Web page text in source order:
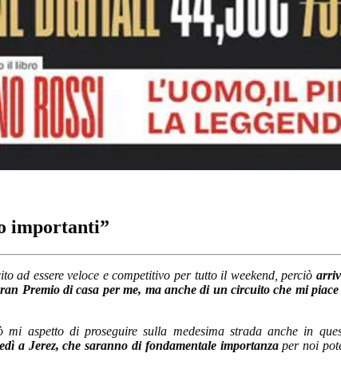
importanti”
ad essere veloce e competitivo per tutto il weekend, perciò
Premio di casa per me, ma anche di un circuito che mi
mi aspetto di proseguire sulla medesima strada anche in
a Jerez, che saranno di fondamentale importanzaper noi